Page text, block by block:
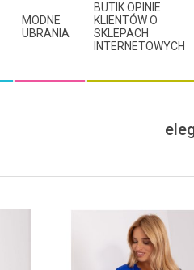
MODNE
UBRANIA
BUTIK OPINIE
KLIENTÓW O
SKLEPACH
INTERNETOWYCH